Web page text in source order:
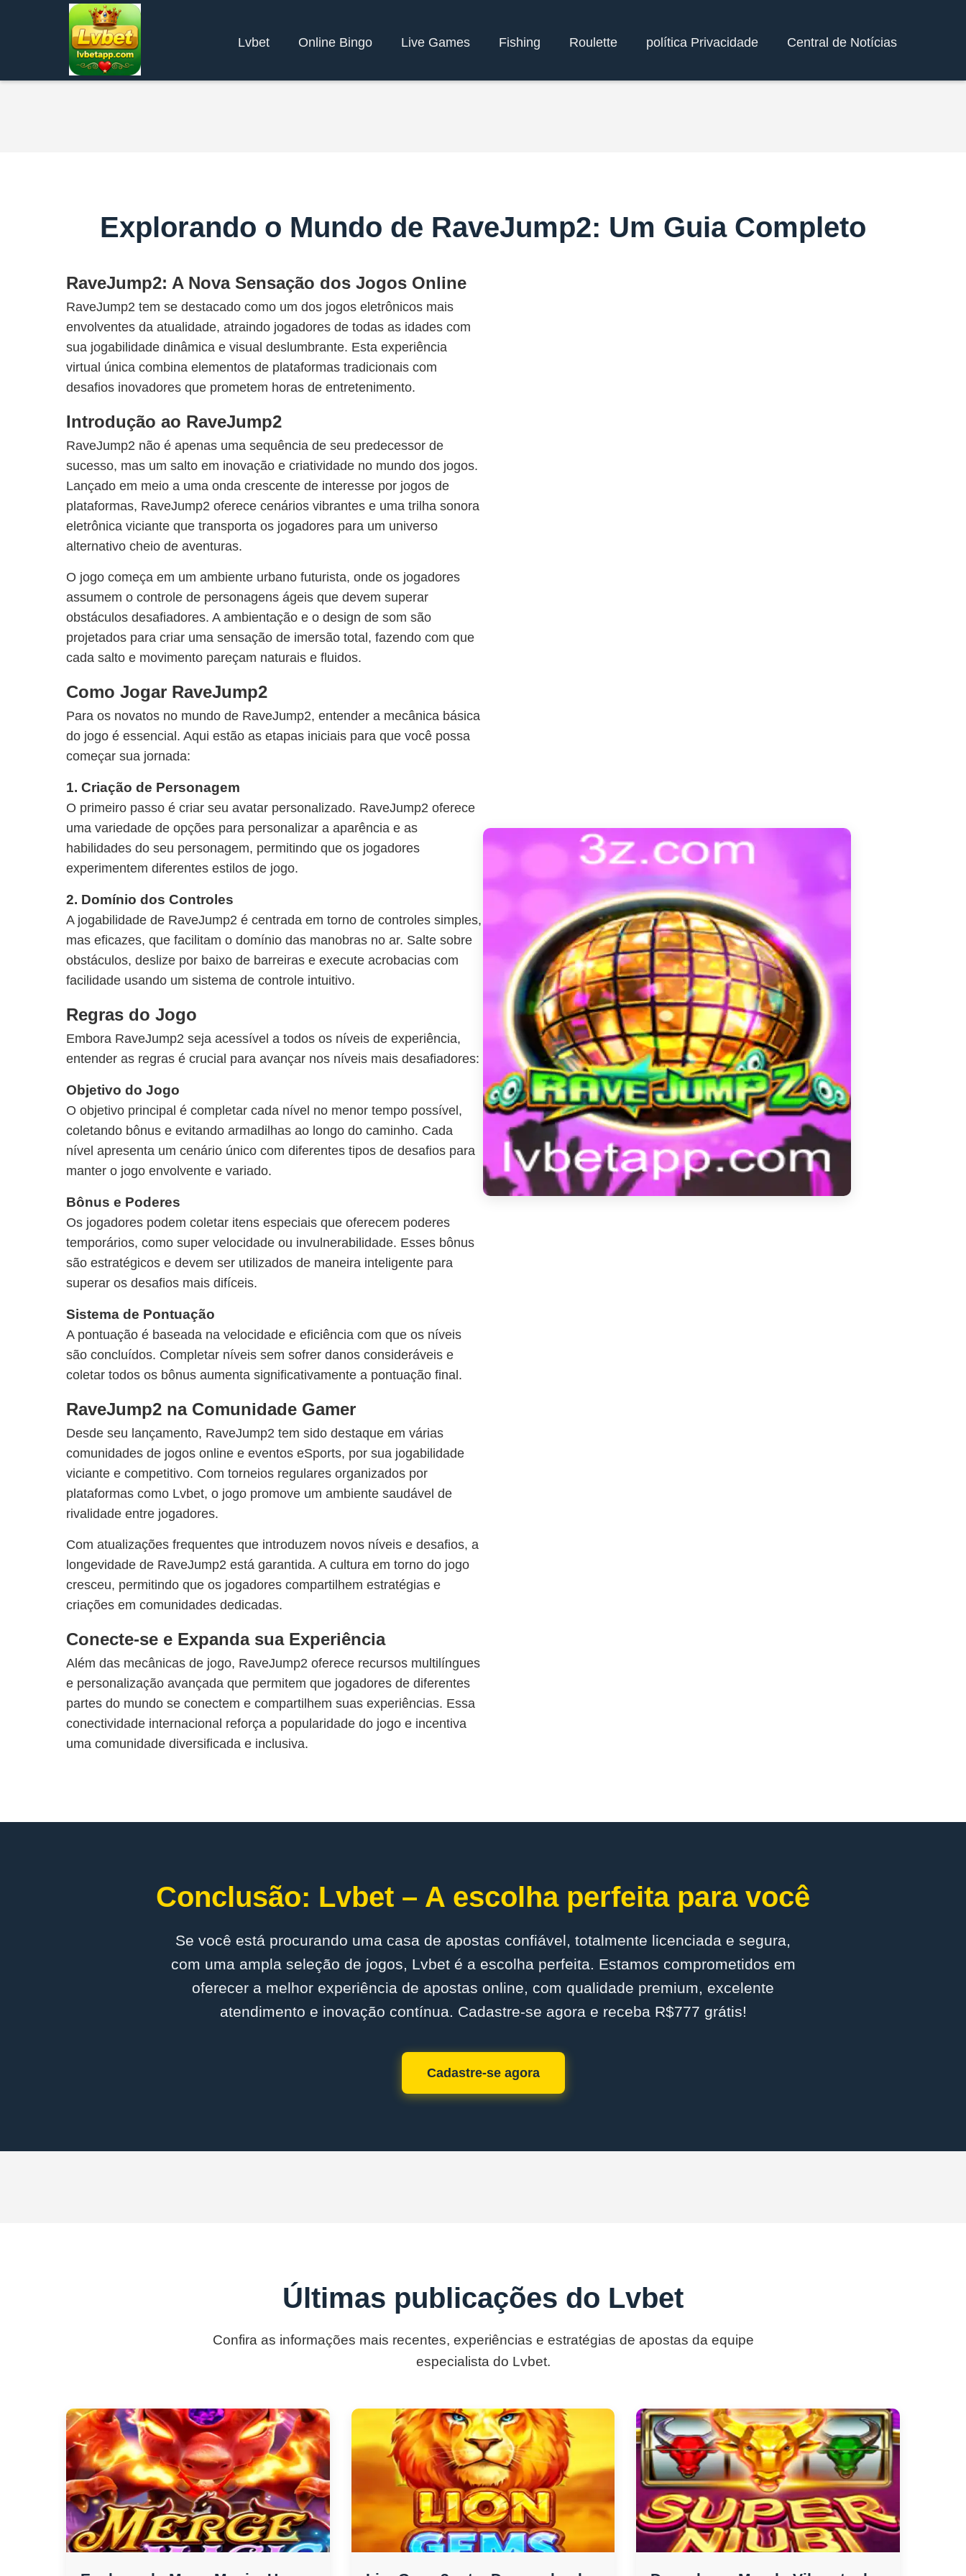
Lvbet Online Bingo Live Games Fishing Roulette política Privacidade Central de Notícias
Explorando o Mundo de RaveJump2: Um Guia Completo
RaveJump2: A Nova Sensação dos Jogos Online
RaveJump2 tem se destacado como um dos jogos eletrônicos mais
envolventes da atualidade, atraindo jogadores de todas as idades com
sua jogabilidade dinâmica e visual deslumbrante. Esta experiência
virtual única combina elementos de plataformas tradicionais com
desafios inovadores que prometem horas de entretenimento.
Introdução ao RaveJump2
RaveJump2 não é apenas uma sequência de seu predecessor de
sucesso, mas um salto em inovação e criatividade no mundo dos jogos.
Lançado em meio a uma onda crescente de interesse por jogos de
plataformas, RaveJump2 oferece cenários vibrantes e uma trilha sonora
eletrônica viciante que transporta os jogadores para um universo
alternativo cheio de aventuras.
O jogo começa em um ambiente urbano futurista, onde os jogadores
assumem o controle de personagens ágeis que devem superar
obstáculos desafiadores. A ambientação e o design de som são
projetados para criar uma sensação de imersão total, fazendo com que
cada salto e movimento pareçam naturais e fluidos.
Como Jogar RaveJump2
Para os novatos no mundo de RaveJump2, entender a mecânica básica
do jogo é essencial. Aqui estão as etapas iniciais para que você possa
começar sua jornada:
1. Criação de Personagem
O primeiro passo é criar seu avatar personalizado. RaveJump2 oferece
uma variedade de opções para personalizar a aparência e as
habilidades do seu personagem, permitindo que os jogadores
experimentem diferentes estilos de jogo.
2. Domínio dos Controles
A jogabilidade de RaveJump2 é centrada em torno de controles simples,
mas eficazes, que facilitam o domínio das manobras no ar. Salte sobre
obstáculos, deslize por baixo de barreiras e execute acrobacias com
facilidade usando um sistema de controle intuitivo.
Regras do Jogo
Embora RaveJump2 seja acessível a todos os níveis de experiência,
entender as regras é crucial para avançar nos níveis mais desafiadores:
Objetivo do Jogo
O objetivo principal é completar cada nível no menor tempo possível,
coletando bônus e evitando armadilhas ao longo do caminho. Cada
nível apresenta um cenário único com diferentes tipos de desafios para
manter o jogo envolvente e variado.
Bônus e Poderes
Os jogadores podem coletar itens especiais que oferecem poderes
temporários, como super velocidade ou invulnerabilidade. Esses bônus
são estratégicos e devem ser utilizados de maneira inteligente para
superar os desafios mais difíceis.
Sistema de Pontuação
A pontuação é baseada na velocidade e eficiência com que os níveis
são concluídos. Completar níveis sem sofrer danos consideráveis e
coletar todos os bônus aumenta significativamente a pontuação final.
RaveJump2 na Comunidade Gamer
Desde seu lançamento, RaveJump2 tem sido destaque em várias
comunidades de jogos online e eventos eSports, por sua jogabilidade
viciante e competitivo. Com torneios regulares organizados por
plataformas como Lvbet, o jogo promove um ambiente saudável de
rivalidade entre jogadores.
Com atualizações frequentes que introduzem novos níveis e desafios, a
longevidade de RaveJump2 está garantida. A cultura em torno do jogo
cresceu, permitindo que os jogadores compartilhem estratégias e
criações em comunidades dedicadas.
Conecte-se e Expanda sua Experiência
Além das mecânicas de jogo, RaveJump2 oferece recursos multilíngues
e personalização avançada que permitem que jogadores de diferentes
partes do mundo se conectem e compartilhem suas experiências. Essa
conectividade internacional reforça a popularidade do jogo e incentiva
uma comunidade diversificada e inclusiva.
Conclusão: Lvbet – A escolha perfeita para você
Se você está procurando uma casa de apostas confiável, totalmente licenciada e segura,
com uma ampla seleção de jogos, Lvbet é a escolha perfeita. Estamos comprometidos em
oferecer a melhor experiência de apostas online, com qualidade premium, excelente
atendimento e inovação contínua. Cadastre-se agora e receba R$777 grátis!
Cadastre-se agora
Últimas publicações do Lvbet
Confira as informações mais recentes, experiências e estratégias de apostas da equipe
especialista do Lvbet.